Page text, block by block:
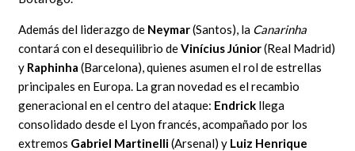
Además del liderazgo de Neymar(Santos), la Canarinha
contará con el desequilibrio deVinícius Júnior(Real Madrid)
y Raphinha (Barcelona), quienes asumen el rol de estrellas
principales en Europa. La gran novedad es el recambio
generacional en el centro del ataque: Endrick llega
consolidado desde el Lyon francés, acompañado por los
extremos Gabriel Martinelli(Arsenal) y Luiz Henrique